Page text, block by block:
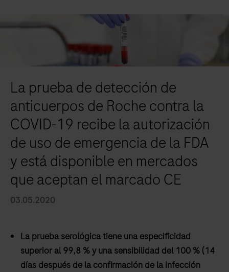
La prueba de detección de
anticuerpos de Roche contra la
COVID-19 recibe la autorización
de uso de emergencia de la FDA
y está disponible en mercados
que aceptan el marcado CE
03.05.2020
La prueba serológica tiene una especificidad
superior al 99,8 % y una sensibilidad del 100 % (14
días después de la confirmación de la infección